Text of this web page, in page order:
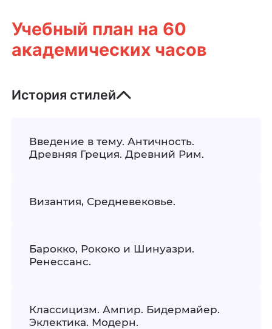
Учебный план на 60
академических часов
История стилей
Введение в тему. Античность.
Древняя Греция. Древний Рим.
Византия, Средневековье.
Барокко, Рококо и Шинуазри.
Ренессанс.
Классицизм. Ампир. Бидермайер.
Эклектика. Модерн.